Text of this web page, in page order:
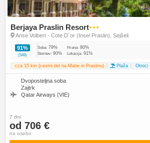
Berjaya Praslin Resort●●●
Anse Volbert - Cote D´or (Insel Praslin), Sejšeli
91%
(549)
Soba: 79% Hrana: 80%
Storitev: 90% Lokacija: 91%
cca 15 km (cestni del na Mahe in Praslinu) Plaža Otroci
Dvoposteljna soba
Zajtrk
Qatar Airways (VIE)
7 dni
od 706 €
na osebo